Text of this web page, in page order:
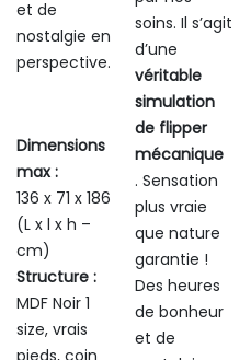
et de
nostalgie en
perspective.
Dimensions
max :
136 x 71 x 186
(L x l x h –
cm)
Structure :
MDF Noir 1
size, vrais
pieds, coin
soins. Il s’agit
d’une
véritable
simulation
de flipper
mécanique
. Sensation
plus vraie
que nature
garantie !
Des heures
de bonheur
et de